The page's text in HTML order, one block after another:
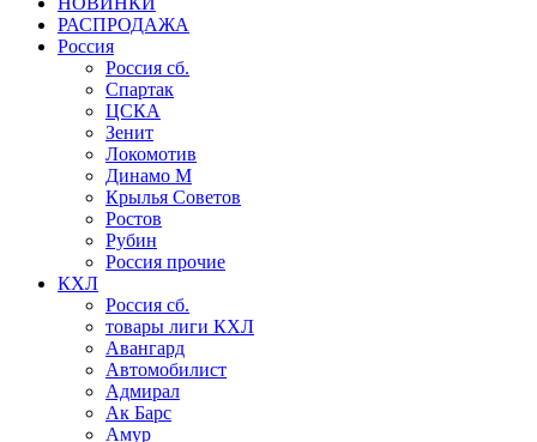
РАСПРОДАЖА
Россия
Россия сб.
Спартак
ЦСКА
Зенит
Локомотив
Динамо М
Крылья Советов
Ростов
Рубин
Россия прочие
КХЛ
Россия сб.
товары лиги КХЛ
Авангард
Автомобилист
Адмирал
Ак Барс
Амур